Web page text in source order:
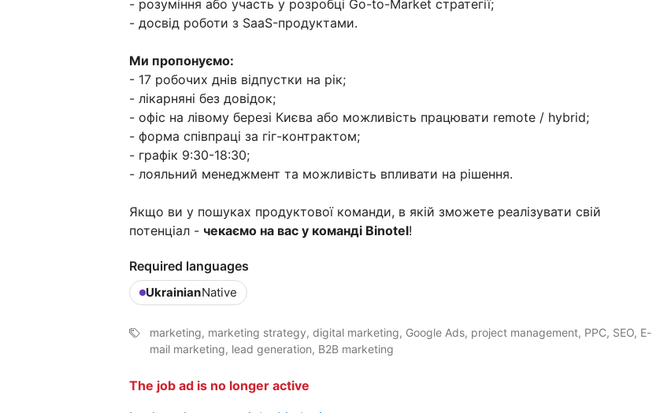
- розуміння або участь у розробці Go-to-Market стратегії;
- досвід роботи з SaaS-продуктами.
Ми пропонуємо:
- 17 робочих днів відпустки на рік;
- лікарняні без довідок;
- офіс на лівому березі Києва або можливість працювати remote / hybrid;
- форма співпраці за гіг-контрактом;
- графік 9:30-18:30;
- лояльний менеджмент та можливість впливати на рішення.
Якщо ви у пошуках продуктової команди, в якій зможете реалізувати свій
потенціал - чекаємо на вас у команді Binotel!
Required languages
UkrainianNative
marketing, marketing strategy, digital marketing, Google Ads, project management, PPC, SEO, E-
mail marketing, lead generation, B2B marketing
The job ad is no longer active